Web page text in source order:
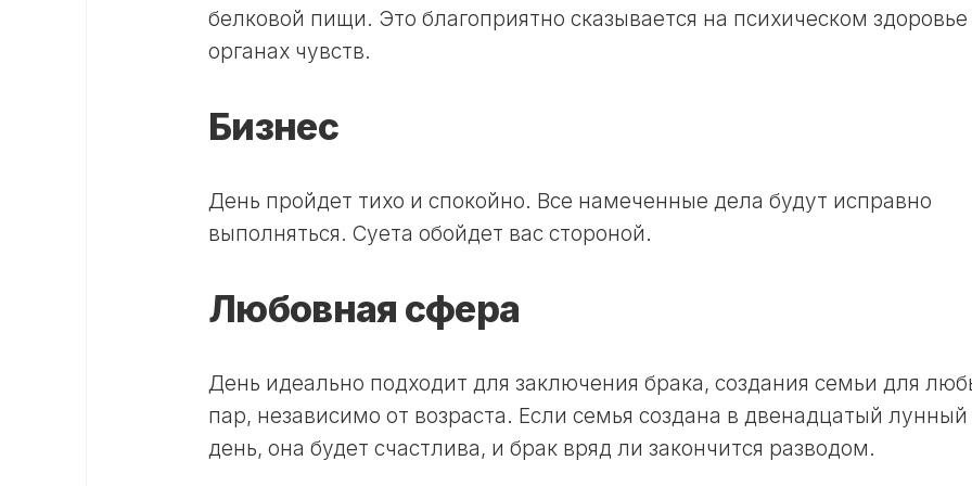
белковой пищи. Это благоприятно сказывается на психическом
органах чувств.
Бизнес
День пройдет тихо и спокойно. Все намеченные дела будут исправно
выполняться. Суета обойдет вас стороной.
Любовная сфера
День идеально подходит для заключения брака, создания семьи для
пар, независимо от возраста. Если семья создана в двенадцатый лунный
день, она будет счастлива, и брак вряд ли закончится разводом.